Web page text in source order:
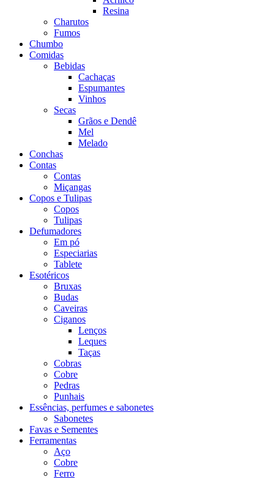
Resina
Charutos
Fumos
Chumbo
Comidas
Bebidas
Cachaças
Espumantes
Vinhos
Secas
Grãos e Dendê
Mel
Melado
Conchas
Contas
Contas
Miçangas
Copos e Tulipas
Copos
Tulipas
Defumadores
Em pó
Especiarias
Tablete
Esotéricos
Bruxas
Budas
Caveiras
Ciganos
Lenços
Leques
Taças
Cobras
Cobre
Pedras
Punhais
Essências, perfumes e sabonetes
Sabonetes
Favas e Sementes
Ferramentas
Aço
Cobre
Ferro